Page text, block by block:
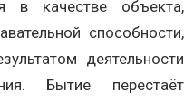
качестве объекта,
способности,
деятельности
Бытие перестаёт